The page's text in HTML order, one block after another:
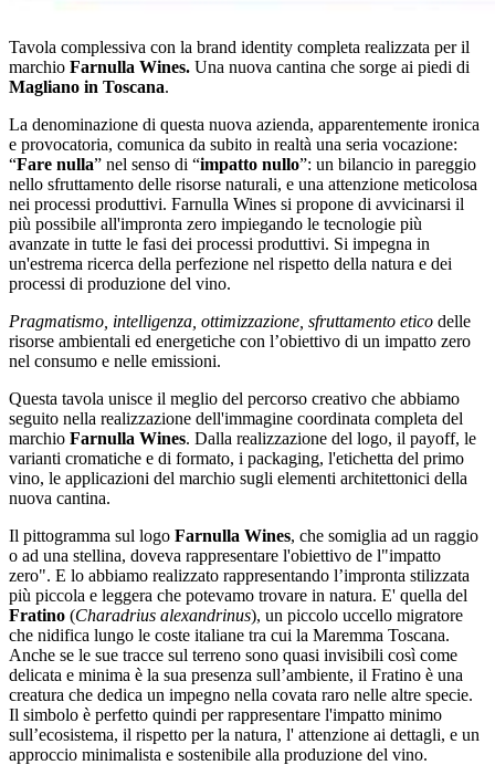
Tavola complessiva con la brand identity completa realizzata per il
marchio Farnulla Wines. Una nuova cantina che sorge ai piedi di
Magliano in Toscana.
La denominazione di questa nuova azienda, apparentemente ironica
e provocatoria, comunica da subito in realtà una seria vocazione:
“Fare nulla” nel senso di “impatto nullo”: un bilancio in pareggio
nello sfruttamento delle risorse naturali, e una attenzione meticolosa
nei processi produttivi. Farnulla Wines si propone di avvicinarsi il
più possibile all'impronta zero impiegando le tecnologie più
avanzate in tutte le fasi dei processi produttivi. Si impegna in
un'estrema ricerca della perfezione nel rispetto della natura e dei
processi di produzione del vino.
Pragmatismo, intelligenza, ottimizzazione, sfruttamento etico delle
risorse ambientali ed energetiche con l’obiettivo di un impatto zero
nel consumo e nelle emissioni.
Questa tavola unisce il meglio del percorso creativo che abbiamo
seguito nella realizzazione dell'immagine coordinata completa del
marchio Farnulla Wines. Dalla realizzazione del logo, il payoff, le
varianti cromatiche e di formato, i packaging, l'etichetta del primo
vino, le applicazioni del marchio sugli elementi architettonici della
nuova cantina.
Il pittogramma sul logo Farnulla Wines, che somiglia ad un raggio
o ad una stellina, doveva rappresentare l'obiettivo de l"impatto
zero". E lo abbiamo realizzato rappresentando l’impronta stilizzata
più piccola e leggera che potevamo trovare in natura. E' quella del
Fratino (Charadrius alexandrinus), un piccolo uccello migratore
che nidifica lungo le coste italiane tra cui la Maremma Toscana.
Anche se le sue tracce sul terreno sono quasi invisibili così come
delicata e minima è la sua presenza sull’ambiente, il Fratino è una
creatura che dedica un impegno nella covata raro nelle altre specie.
Il simbolo è perfetto quindi per rappresentare l'impatto minimo
sull’ecosistema, il rispetto per la natura, l' attenzione ai dettagli, e un
approccio minimalista e sostenibile alla produzione del vino.